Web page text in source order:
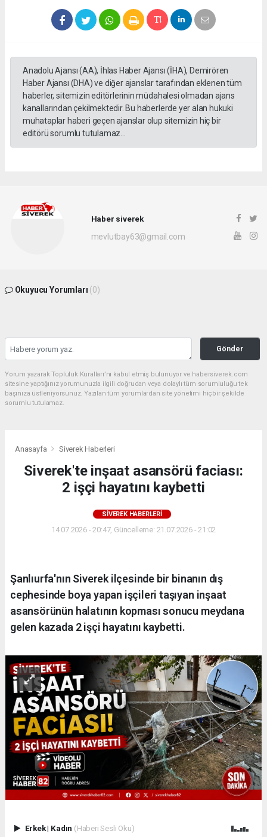
Anadolu Ajansı (AA), İhlas Haber Ajansı (İHA), Demirören
Haber Ajansı (DHA) ve diğer ajanslar tarafından eklenen tüm
haberler, sitemizin editörlerinin müdahalesi olmadan ajans
kanallarından çekilmektedir. Bu haberlerde yer alan hukuki
muhataplar haberi geçen ajanslar olup sitemizin hiç bir
editörü sorumlu tutulamaz...
Haber siverek
mevlutbay63@gmail.com
Okuyucu Yorumları (0)
Gönder
Yorum yazarak Topluluk Kuralları’nı kabul etmiş bulunuyor ve habersiverek.com
sitesine yaptığınız yorumunuzla ilgili doğrudan veya dolaylı tüm sorumluluğu tek
başınıza üstleniyorsunuz. Yazılan tüm yorumlardan site yönetimi hiçbir şekilde
sorumlu tutulamaz.
Anasayfa Siverek Haberleri
Siverek'te inşaat asansörü faciası:
2 işçi hayatını kaybetti
SIVEREK HABERLERI
14.07.2026 - 20:47, Güncelleme: 21.07.2026 - 21:02
Şanlıurfa'nın Siverek ilçesinde bir binanın dış
cephesinde boya yapan işçileri taşıyan inşaat
asansörünün halatının kopması sonucu meydana
gelen kazada 2 işçi hayatını kaybetti.
Erkek| Kadın (Haberi Sesli Oku)